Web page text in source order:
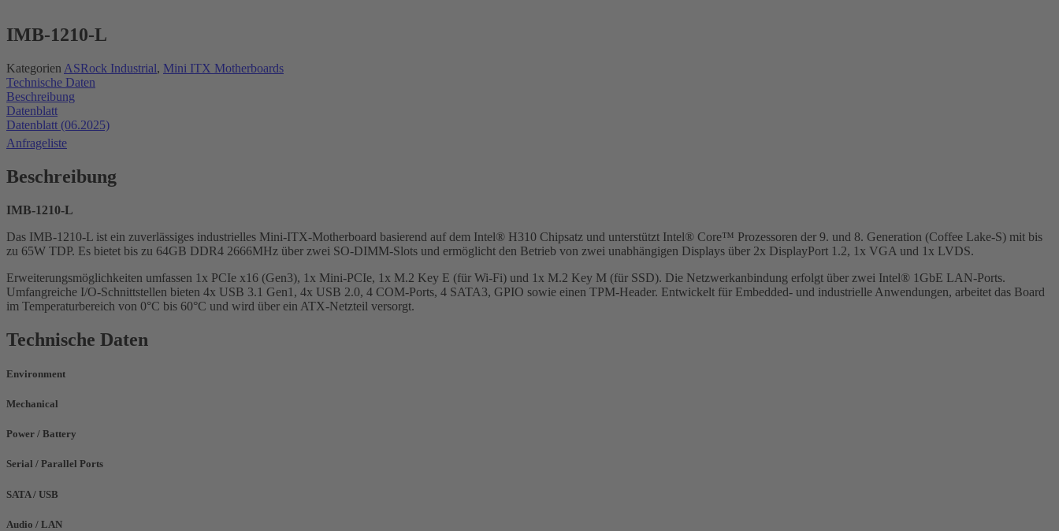
IMB-1210-L
Kategorien ASRock Industrial, Mini ITX Motherboards
Technische Daten
Beschreibung
Datenblatt
Datenblatt (06.2025)
Anfrageliste
Beschreibung
IMB-1210-L
Das IMB-1210-L ist ein zuverlässiges industrielles Mini-ITX-Motherboard basierend auf dem Intel® H310 Chipsatz und unterstützt Intel® Core™ Prozessoren der 9. und 8. Generation (Coffee Lake-S) mit bis
zu 65W TDP. Es bietet bis zu 64GB DDR4 2666MHz über zwei SO-DIMM-Slots und ermöglicht den Betrieb von zwei unabhängigen Displays über 2x DisplayPort 1.2, 1x VGA und 1x LVDS.
Erweiterungsmöglichkeiten umfassen 1x PCIe x16 (Gen3), 1x Mini-PCIe, 1x M.2 Key E (für Wi-Fi) und 1x M.2 Key M (für SSD). Die Netzwerkanbindung erfolgt über zwei Intel® 1GbE LAN-Ports.
Umfangreiche I/O-Schnittstellen bieten 4x USB 3.1 Gen1, 4x USB 2.0, 4 COM-Ports, 4 SATA3, GPIO sowie einen TPM-Header. Entwickelt für Embedded- und industrielle Anwendungen, arbeitet das Board
im Temperaturbereich von 0°C bis 60°C und wird über ein ATX-Netzteil versorgt.
Technische Daten
Environment
Mechanical
Power / Battery
Serial / Parallel Ports
SATA / USB
Audio / LAN